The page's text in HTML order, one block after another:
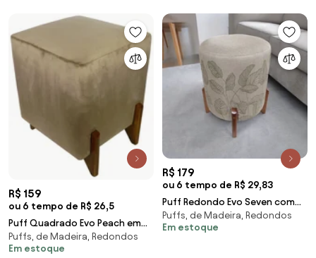
R$ 159
ou 6 tempo de R$ 26,5
Puff Quadrado Evo Peach em
Veludo com Pés Escandinavo -
Caqui
Puffs, de Madeira, Redondos
Em estoque
R$ 179
ou 6 tempo de R$ 29,83
Puff Redondo Evo Seven com
Pés Escandinavo - Folhas Verdes
Puffs, de Madeira, Redondos
Em estoque